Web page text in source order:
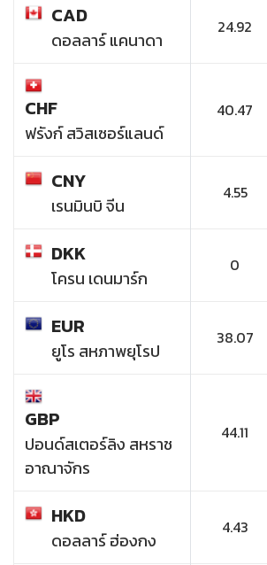
CAD
ดอลลาร์ แคนาดา
24.92
CHF
ฟรังก์ สวิสเซอร์แลนด์
40.47
CNY
เรนมินบิ จีน
4.55
DKK
โครน เดนมาร์ก
0
EUR
ยูโร สหภาพยุโรป
38.07
GBP
ปอนด์สเตอร์ลิง สหราช
อาณาจักร
44.11
HKD
ดอลลาร์ ฮ่องกง
4.43